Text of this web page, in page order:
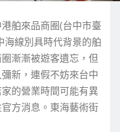
舶來品商圈(台中市臺
海線別具時代背景的舶
漸漸被遊客遺忘，但
新，連假不妨來台中
的營業時間可能有異
方消息。東海藝術街